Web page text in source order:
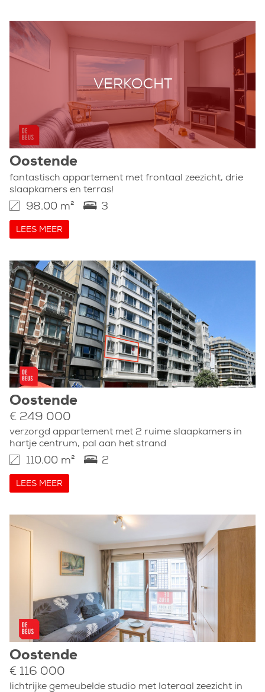
VERKOCHT
Oostende
fantastisch appartement met frontaal zeezicht, drie
slaapkamers en terras!
98.00 m² 3
LEES MEER
Oostende
€ 249 000
verzorgd appartement met 2 ruime slaapkamers in
hartje centrum, pal aan het strand
110.00 m² 2
LEES MEER
Oostende
€ 116 000
lichtrijke gemeubelde studio met lateraal zeezicht in